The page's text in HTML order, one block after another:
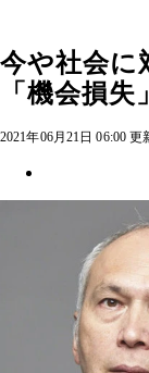
今や社会に
「機会損
2021年06月21日 06:00 更